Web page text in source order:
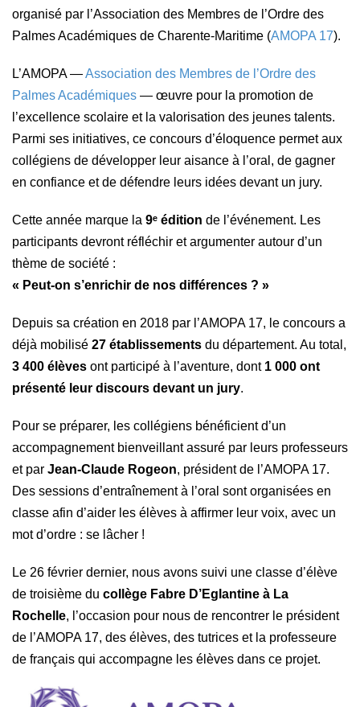
organisé par l’Association des Membres de l’Ordre des
Palmes Académiques de Charente-Maritime (AMOPA 17).
L’AMOPA —Association des Membres de l’Ordre des
Palmes Académiques — œuvre pour la promotion de
l’excellence scolaire et la valorisation des jeunes talents.
Parmi ses initiatives, ce concours d’éloquence permet aux
collégiens de développer leur aisance à l’oral, de gagner
en confiance et de défendre leurs idées devant un jury.
Cette année marque la 9ᵉ édition de l’événement. Les
participants devront réfléchir et argumenter autour d’un
thème de société :
« Peut-on s’enrichir de nos différences ? »
Depuis sa création en 2018 par l’AMOPA 17, le concours a
déjà mobilisé 27 établissements du département. Au total,
3 400 élèves ont participé à l’aventure, dont 1 000 ont
présenté leur discours devant un jury.
Pour se préparer, les collégiens bénéficient d’un
accompagnement bienveillant assuré par leurs professeurs
et par Jean-Claude Rogeon, président de l’AMOPA 17.
Des sessions d’entraînement à l’oral sont organisées en
classe afin d’aider les élèves à affirmer leur voix, avec un
mot d’ordre : se lâcher !
Le 26 février dernier, nous avons suivi une classe d’élève
de troisième du collège Fabre D’Eglantine à La
Rochelle, l’occasion pour nous de rencontrer le président
de l’AMOPA 17, des élèves, des tutrices et la professeure
de français qui accompagne les élèves dans ce projet.